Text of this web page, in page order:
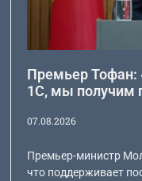
Премьер Тофан:
1С, мы получим
07.08.2026
Премьер-министр
что поддерживает